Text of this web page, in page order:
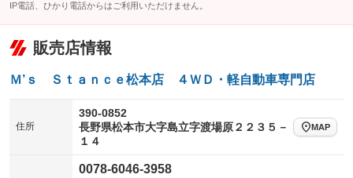
IP電話、ひかり電話からはご利用いただけません。
販売店情報
Ｍ’ｓ Ｓｔａｎｃｅ松本店 ４ＷＤ・軽自動車専門店
住所
390-0852
長野県松本市大字島立字渡場原２２３５－
１４
MAP
0078-6046-3958